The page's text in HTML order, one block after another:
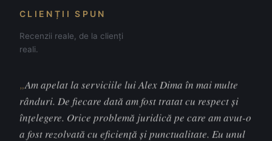
CLIENȚII SPUN
Recenzii reale, de la clienți
reali.
Am apelat la serviciile lui Alex Dima în mai multe
rânduri. De fiecare dată am fost tratat cu respect și
înțelegere. Orice problemă juridică pe care am avut-o
a fost rezolvată cu eficiență și punctualitate. Eu unul